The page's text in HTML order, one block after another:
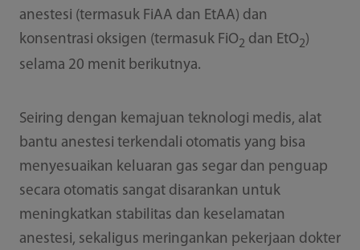
anestesi (termasuk FiAA dan EtAA) dan
konsentrasi oksigen (termasuk FiO2 dan EtO2)
selama 20 menit berikutnya.
Seiring dengan kemajuan teknologi medis, alat
bantu anestesi terkendali otomatis yang bisa
menyesuaikan keluaran gas segar dan penguap
secara otomatis sangat disarankan untuk
meningkatkan stabilitas dan keselamatan
anestesi, sekaligus meringankan pekerjaan dokter